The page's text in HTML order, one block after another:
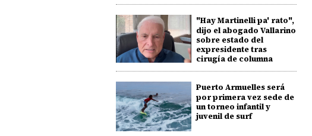
"Hay Martinelli pa' rato",
dijo el abogado Vallarino
sobre estado del
expresidente tras
cirugía de columna
Puerto Armuelles será
por primera vez sede de
un torneo infantil y
juvenil de surf